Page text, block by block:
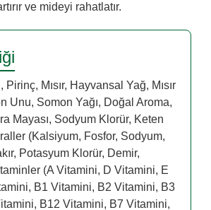
ve mideyi rahatlatır.
Mısır, Hayvansal Yağ, Mısır
Unu, Somon Yağı, Doğal Aroma,
Mayası, Sodyum Klorür, Keten
(Kalsiyum, Fosfor, Sodyum,
Potasyum Klorür, Demir,
(A Vitamini, D Vitamini, E
B1 Vitamini, B2 Vitamini, B3
B12 Vitamini, B7 Vitamini,